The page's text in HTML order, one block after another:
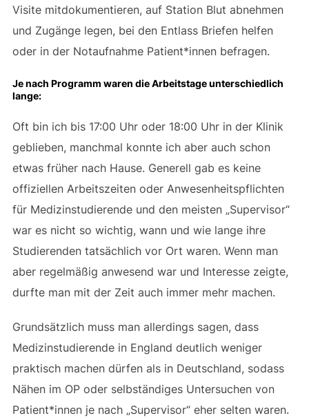
Visite mitdokumentieren, auf Station Blut abnehmen
und Zugänge legen, bei den Entlass Briefen helfen
oder in der Notaufnahme Patient*innen befragen.
Je nach Programm waren die Arbeitstage unterschiedlich
lange:
Oft bin ich bis 17:00 Uhr oder 18:00 Uhr in der Klinik
geblieben, manchmal konnte ich aber auch schon
etwas früher nach Hause. Generell gab es keine
offiziellen Arbeitszeiten oder Anwesenheitspflichten
für Medizinstudierende und den meisten „Supervisor“
war es nicht so wichtig, wann und wie lange ihre
Studierenden tatsächlich vor Ort waren. Wenn man
aber regelmäßig anwesend war und Interesse zeigte,
durfte man mit der Zeit auch immer mehr machen.
Grundsätzlich muss man allerdings sagen, dass
Medizinstudierende in England deutlich weniger
praktisch machen dürfen als in Deutschland, sodass
Nähen im OP oder selbständiges Untersuchen von
Patient*innen je nach „Supervisor“ eher selten waren.